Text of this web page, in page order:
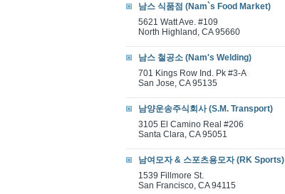
남스 식품점 (Nam`s Food Market)
5621 Watt Ave. #109
North Highland, CA 95660
남스 철공소 (Nam's Welding)
701 Kings Row Ind. Pk #3-A
San Jose, CA 95135
남양운송주식회사 (S.M. Transport)
3105 El Camino Real #206
Santa Clara, CA 95051
남여모자 & 스포츠용모자 (RK Sports)
1539 Fillmore St.
San Francisco, CA 94115